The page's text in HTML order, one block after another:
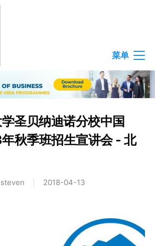
菜单
圣贝纳迪诺分校中国
秋季班招生宣讲会 - 北
steven 2018-04-13